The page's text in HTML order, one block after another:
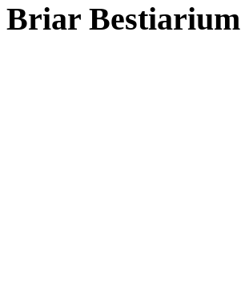
Briar Bestiarium